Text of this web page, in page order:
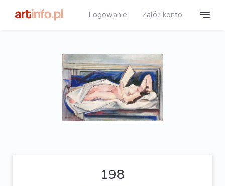
Logowanie Załóż konto
198